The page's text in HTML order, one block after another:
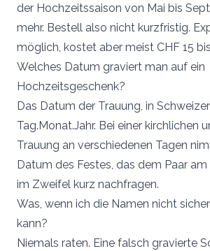
der Hochzeitssaison von Mai bis
mehr. Bestell also nicht kurzfristig.
möglich, kostet aber meist CHF 15
Welches Datum graviert man auf ein
Hochzeitsgeschenk?
Das Datum der Trauung, in
Tag.Monat.Jahr. Bei einer kirchlichen
Trauung an verschiedenen Tagen
Datum des Festes, das dem Paar
im Zweifel kurz nachfragen.
Was, wenn ich die Namen nicht
kann?
Niemals raten. Eine falsch gravierte